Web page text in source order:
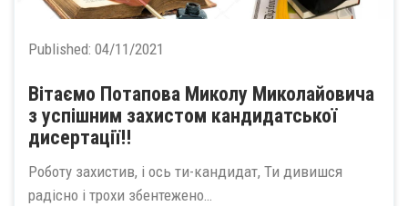
Published: 04/11/2021
Вітаємо Потапова Миколу Миколайовича
з успішним захистом кандидатської
дисертації!!
Роботу захистив, і ось ти-кандидат, Ти дивишся
радісно і трохи збентежено…